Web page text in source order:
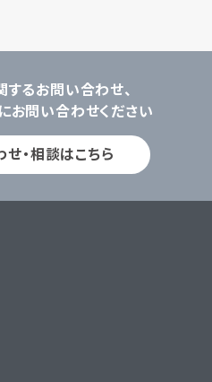
るお問い合わせ、
お問い合わせください
・相談はこちら